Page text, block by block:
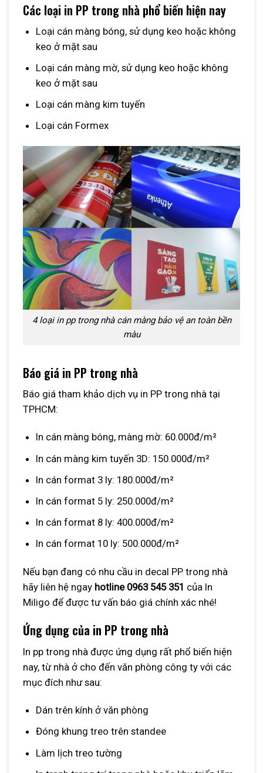
Các loại in PP trong nhà phổ biến hiện nay
Loại cán màng bóng, sử dụng keo hoặc không
keo ở mặt sau
Loại cán màng mờ, sử dụng keo hoặc không
keo ở mặt sau
Loại cán màng kim tuyến
Loại cán Formex
4 loại in pp trong nhà cán màng bảo vệ an toàn bền
màu
Báo giá in PP trong nhà
Báo giá tham khảo dịch vụ in PP trong nhà tại
TPHCM:
In cán màng bóng, màng mờ: 60.000đ/m²
In cán màng kim tuyến 3D: 150.000đ/m²
In cán format 3 ly: 180.000đ/m²
In cán format 5 ly: 250.000đ/m²
In cán format 8 ly: 400.000đ/m²
In cán format 10 ly: 500.000đ/m²
Nếu bạn đang có nhu cầu in decal PP trong nhà
hãy liên hệ ngay hotline 0963 545 351 của In
Miligo để được tư vấn báo giá chính xác nhé!
Ứng dụng của in PP trong nhà
In pp trong nhà được ứng dụng rất phổ biến hiện
nay, từ nhà ở cho đến văn phòng công ty với các
mục đích như sau:
Dán trên kính ở văn phòng
Đóng khung treo trên standee
Làm lịch treo tường